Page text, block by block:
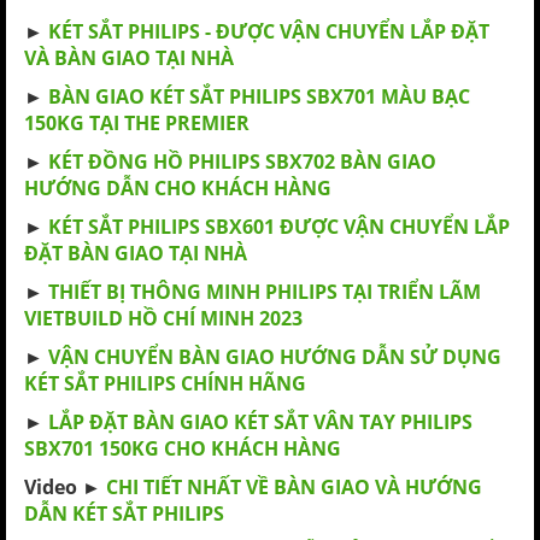
► KÉT SẮT PHILIPS - ĐƯỢC VẬN CHUYỂN LẮP ĐẶT
VÀ BÀN GIAO TẠI NHÀ
► BÀN GIAO KÉT SẮT PHILIPS SBX701 MÀU BẠC
150KG TẠI THE PREMIER
► KÉT ĐỒNG HỒ PHILIPS SBX702 BÀN GIAO
HƯỚNG DẪN CHO KHÁCH HÀNG
► KÉT SẮT PHILIPS SBX601 ĐƯỢC VẬN CHUYỂN LẮP
ĐẶT BÀN GIAO TẠI NHÀ
► THIẾT BỊ THÔNG MINH PHILIPS TẠI TRIỂN LÃM
VIETBUILD HỒ CHÍ MINH 2023
► VẬN CHUYỂN BÀN GIAO HƯỚNG DẪN SỬ DỤNG
KÉT SẮT PHILIPS CHÍNH HÃNG
► LẮP ĐẶT BÀN GIAO KÉT SẮT VÂN TAY PHILIPS
SBX701 150KG CHO KHÁCH HÀNG
Video ► CHI TIẾT NHẤT VỀ BÀN GIAO VÀ HƯỚNG
DẪN KÉT SẮT PHILIPS